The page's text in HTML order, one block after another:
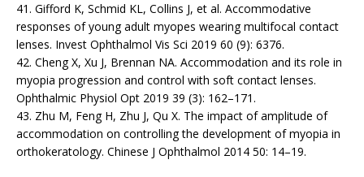
41. Gifford K, Schmid KL, Collins J, et al. Accommodative
responses of young adult myopes wearing multifocal contact
lenses. Invest Ophthalmol Vis Sci 2019 60 (9): 6376.
42. Cheng X, Xu J, Brennan NA. Accommodation and its role in
myopia progression and control with soft contact lenses.
Ophthalmic Physiol Opt 2019 39 (3): 162–171.
43. Zhu M, Feng H, Zhu J, Qu X. The impact of amplitude of
accommodation on controlling the development of myopia in
orthokeratology. Chinese J Ophthalmol 2014 50: 14–19.